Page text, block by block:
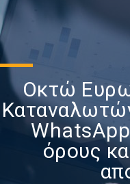
Οκτώ
WhatsApp
όρους